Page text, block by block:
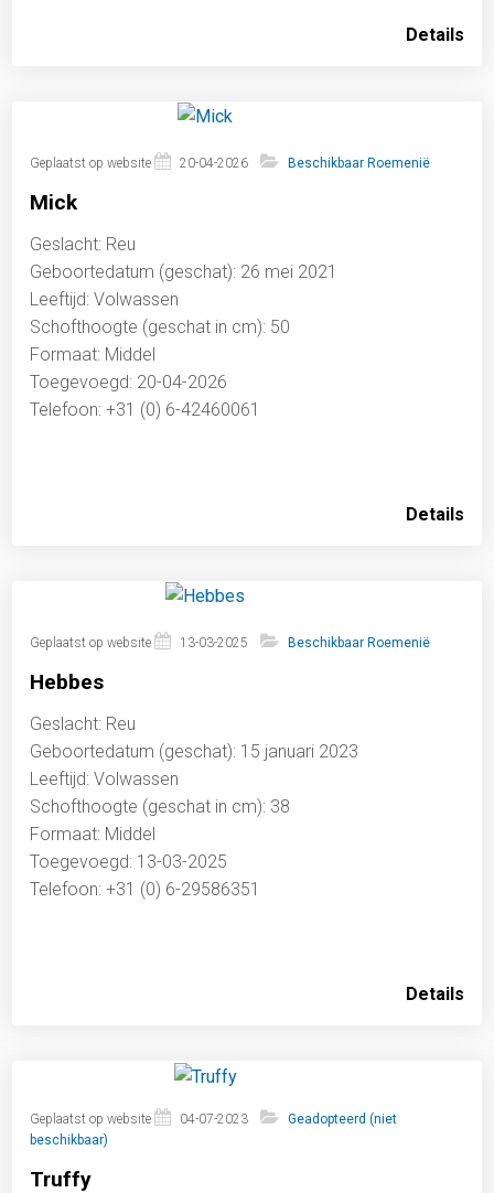
Details
Geplaatst op website 20-04-2026 Beschikbaar Roemenië
Mick
Geslacht: Reu
Geboortedatum (geschat): 26 mei 2021
Leeftijd: Volwassen
Schofthoogte (geschat in cm): 50
Formaat: Middel
Toegevoegd: 20-04-2026
Telefoon: +31 (0) 6-42460061
Details
Geplaatst op website 13-03-2025 Beschikbaar Roemenië
Hebbes
Geslacht: Reu
Geboortedatum (geschat): 15 januari 2023
Leeftijd: Volwassen
Schofthoogte (geschat in cm): 38
Formaat: Middel
Toegevoegd: 13-03-2025
Telefoon: +31 (0) 6-29586351
Details
Geplaatst op website 04-07-2023
Geadopteerd (niet
beschikbaar)
Truffy